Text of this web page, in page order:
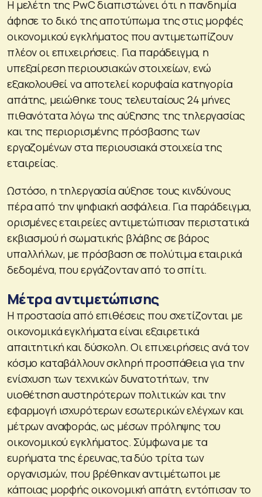
Η μελέτη της PwC διαπιστώνει ότι η πανδημία
άφησε το δικό της αποτύπωμα της στις μορφές
οικονομικού εγκλήματος που αντιμετωπίζουν
πλέον οι επιχειρήσεις. Για παράδειγμα, η
υπεξαίρεση περιουσιακών στοιχείων, ενώ
εξακολουθεί να αποτελεί κορυφαία κατηγορία
απάτης, μειώθηκε τους τελευταίους 24 μήνες
πιθανότατα λόγω της αύξησης της τηλεργασίας
και της περιορισμένης πρόσβασης των
εργαζομένων στα περιουσιακά στοιχεία της
εταιρείας.
Ωστόσο, η τηλεργασία αύξησε τους κινδύνους
πέρα από την ψηφιακή ασφάλεια. Για παράδειγμα,
ορισμένες εταιρείες αντιμετώπισαν περιστατικά
εκβιασμού ή σωματικής βλάβης σε βάρος
υπαλλήλων, με πρόσβαση σε πολύτιμα εταιρικά
δεδομένα, που εργάζονταν από το σπίτι.
Μέτρα αντιμετώπισης
Η προστασία από επιθέσεις που σχετίζονται με
οικονομικά εγκλήματα είναι εξαιρετικά
απαιτητική και δύσκολη. Οι επιχειρήσεις ανά τον
κόσμο καταβάλλουν σκληρή προσπάθεια για την
ενίσχυση των τεχνικών δυνατοτήτων, την
υιοθέτηση αυστηρότερων πολιτικών και την
εφαρμογή ισχυρότερων εσωτερικών ελέγχων και
μέτρων αναφοράς, ως μέσων πρόληψης του
οικονομικού εγκλήματος. Σύμφωνα με τα
ευρήματα της έρευνας,τα δύο τρίτα των
οργανισμών, που βρέθηκαν αντιμέτωποι με
κάποιας μορφής οικονομική απάτη, εντόπισαν το